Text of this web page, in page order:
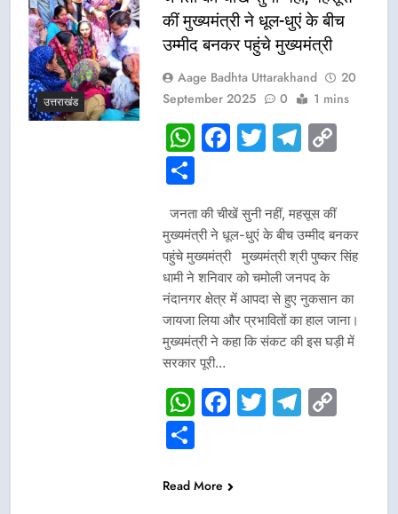
उत्तराखंड
कीं मुख्यमंत्री ने धूल-धुएं के बीच
उम्मीद बनकर पहुंचे मुख्यमंत्री
Aage Badhta Uttarakhand
20
September 2025
0 1 mins
WhatsApp
Facebook
Twitter
Share
जनता की चीखें सुनी नहीं, महसूस कीं
मुख्यमंत्री ने धूल-धुएं के बीच उम्मीद बनकर
पहुंचे मुख्यमंत्री मुख्यमंत्री श्री पुष्कर सिंह
धामी ने शनिवार को चमोली जनपद के
नंदानगर क्षेत्र में आपदा से हुए नुकसान का
जायजा लिया और प्रभावितों का हाल जाना।
मुख्यमंत्री ने कहा कि संकट की इस घड़ी में
सरकार पूरी…
WhatsApp
Facebook
Twitter
Share
Read More